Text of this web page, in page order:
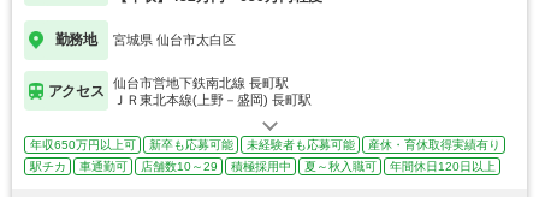
勤務地 宮城県 仙台市太白区
アクセス
仙台市営地下鉄南北線 長町駅
ＪＲ東北本線(上野－盛岡) 長町駅
年収650万円以上可 新卒も応募可能 未経験者も応募可能
産休・育休取得実績有り
駅チカ
車通勤可 店舗数10～29 積極採用中 夏～秋入職可 年間休日120日以上